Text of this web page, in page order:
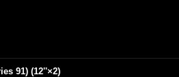
91) (12''×2)